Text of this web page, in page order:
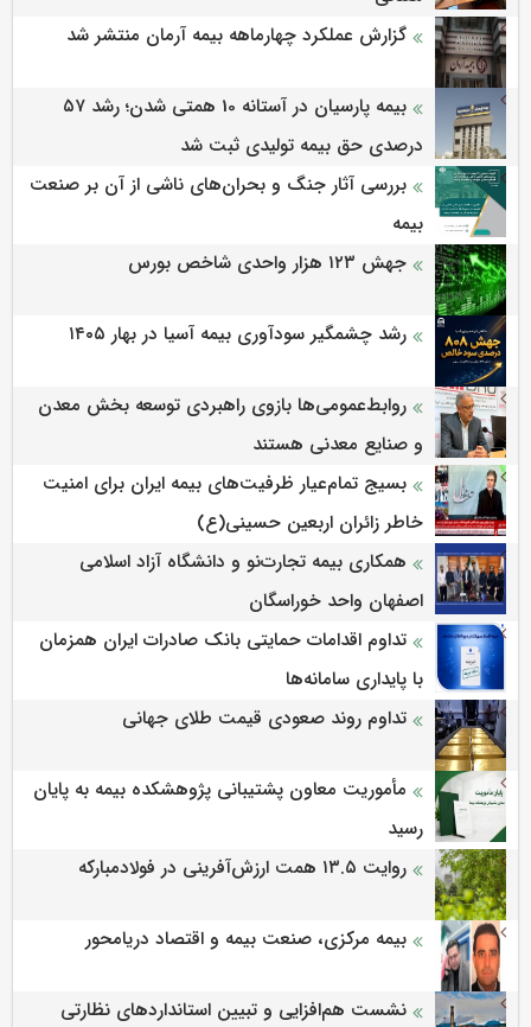
گزارش عملکرد چهارماهه بیمه آرمان منتشر شد
بیمه پارسیان در آستانه 10 همتی شدن؛ رشد ۵۷
درصدی حق بیمه تولیدی ثبت شد
بررسی آثار جنگ و بحران‌های ناشی از آن بر صنعت
بیمه
جهش ۱۲۳ هزار واحدی شاخص بورس
رشد چشمگیر سودآوری بیمه آسیا در بهار ۱۴۰۵
روابط‌‌عمومی‌ها بازوی راهبردی توسعه بخش معدن
و صنایع معدنی هستند
بسیج تمام‌عیار ظرفیت‌های بیمه ایران برای امنیت
خاطر زائران اربعین حسینی(ع)
همکاری بیمه تجارت‌نو و دانشگاه آزاد اسلامی
اصفهان واحد خوراسگان
تداوم اقدامات حمایتی بانک صادرات ایران همزمان
با پایداری سامانه‌ها
تداوم روند صعودی قیمت طلای جهانی
مأموریت معاون پشتیبانی پژوهشكده بیمه به پایان
رسید
روایت ۱۳.۵ همت ارزش‌آفرینی در فولادمبارکه
بیمه مرکزی، صنعت بیمه و اقتصاد دریامحور
نشست هم‌افزایی و تبیین استانداردهای نظارتی